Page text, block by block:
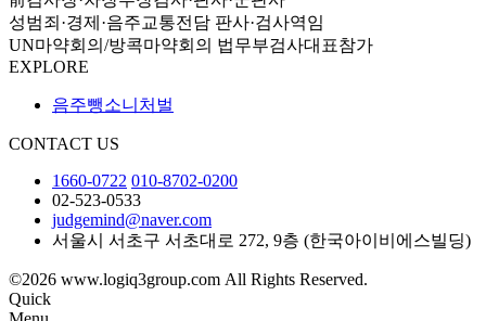
성범죄·경제·음주교통전담 판사·검사역임
UN마약회의/방콕마약회의 법무부검사대표참가
EXPLORE
음주뺑소니처벌
CONTACT US
1660-0722 010-8702-0200
02-523-0533
judgemind@naver.com
서울시 서초구 서초대로 272, 9층 (한국아이비에스빌딩)
©2026 www.logiq3group.com All Rights Reserved.
Quick